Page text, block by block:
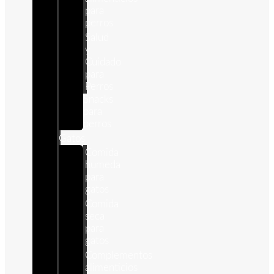
para
perros
Salud
y
Cuidado
para
Perros
Gatos
Comida
humeda
para
gatos
Comida
seca
para
gatos
Complementos
alimenticios